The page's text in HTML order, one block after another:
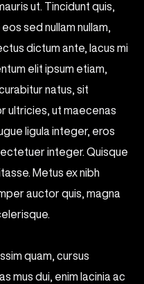
ut. Tincidunt quis,
sed nullam nullam,
dictum ante, lacus mi
elit ipsum etiam,
natus, sit
ultricies, ut maecenas
ligula integer, eros
integer. Quisque
Metus ex nibh
auctor quis, magna
quam, cursus
mus dui, enim lacinia ac